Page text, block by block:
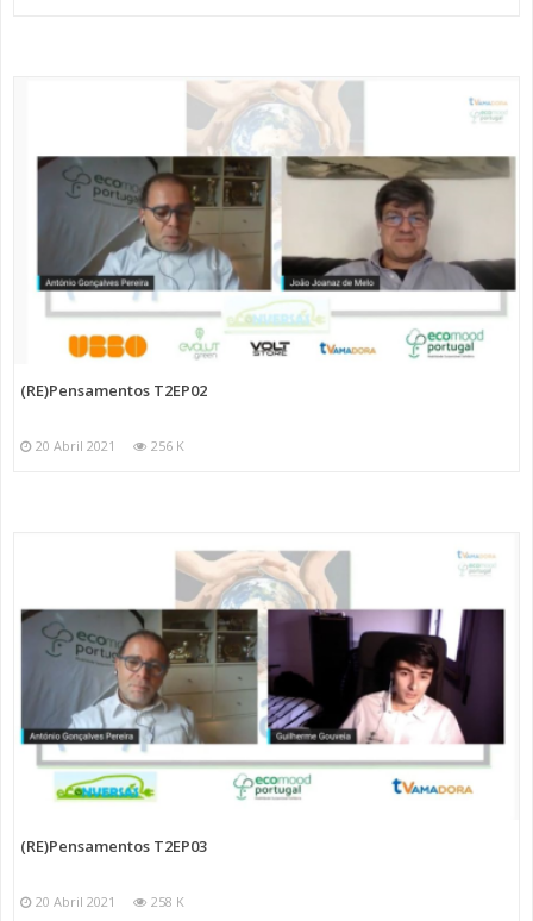
(RE)Pensamentos T2EP02
20 Abril 2021 256 K
(RE)Pensamentos T2EP03
20 Abril 2021 258 K